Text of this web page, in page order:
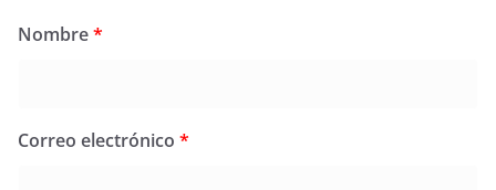
Nombre*
Correo electrónico *